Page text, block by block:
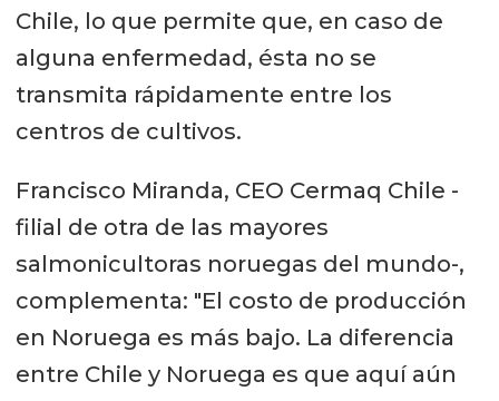
Chile, lo que permite que, en caso de
alguna enfermedad, ésta no se
transmita rápidamente entre los
centros de cultivos.
Francisco Miranda, CEO Cermaq Chile -
filial de otra de las mayores
salmonicultoras noruegas del mundo-,
complementa: "El costo de producción
en Noruega es más bajo. La diferencia
entre Chile y Noruega es que aquí aún